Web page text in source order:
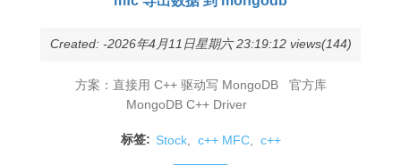
Created: -2026年4月11日星期六 23:19:12 views(144)
方案：直接用 C++ 驱动写 MongoDB 官方库
MongoDB C++ Driver
标签: Stock, c++ MFC, c++